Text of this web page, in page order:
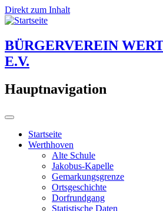
Direkt zum Inhalt
BÜRGERVEREIN
E.V.
Hauptnavigation
Startseite
Werthhoven
Alte Schule
Jakobus-Kapelle
Gemarkungsgrenze
Ortsgeschichte
Dorfrundgang
Statistische Daten